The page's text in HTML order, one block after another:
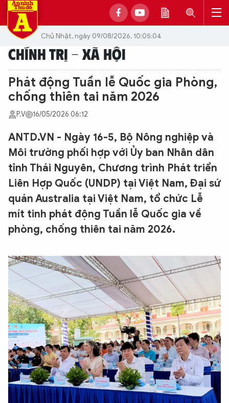
Chủ Nhật, ngày 09/08/2026, 10:05:04
CHÍNH TRỊ - XÃ HỘI
Phát động Tuần lễ Quốc gia Phòng,
chống thiên tai năm 2026
P.V 16/05/2026 06:12
ANTD.VN - Ngày 16-5, Bộ Nông nghiệp và
Môi trường phối hợp với Ủy ban Nhân dân
tỉnh Thái Nguyên, Chương trình Phát triển
Liên Hợp Quốc (UNDP) tại Việt Nam, Đại sứ
quán Australia tại Việt Nam, tổ chức Lễ
mít tinh phát động Tuần lễ Quốc gia về
phòng, chống thiên tai năm 2026.